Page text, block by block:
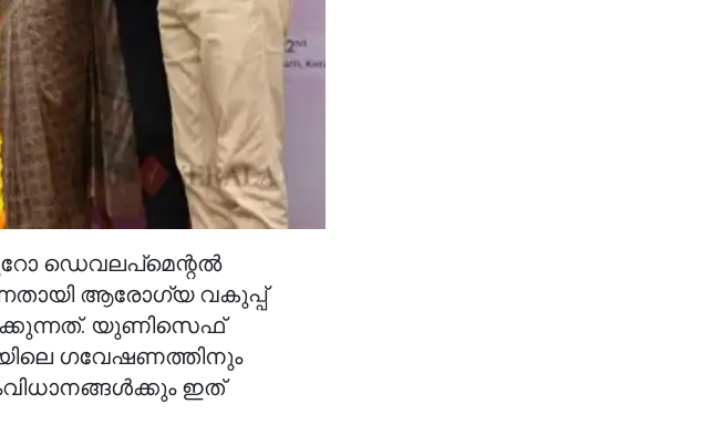
ഡെവലപ്‌മെന്റല്‍
ആരോഗ്യ വകുപ്പ്
യുണിസെഫ്
ഗവേഷണത്തിനും
ഇത്